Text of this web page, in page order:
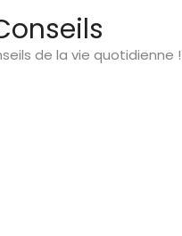
de la vie quotidienne !